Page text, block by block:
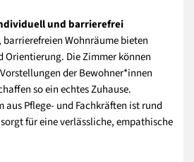
und barrierefrei
barrierefreien Wohnräume bieten
Orientierung. Die Zimmer können
der Bewohner*innen
so ein echtes Zuhause.
aus Pflege- und Fachkräften ist rund
für eine verlässliche, empathische